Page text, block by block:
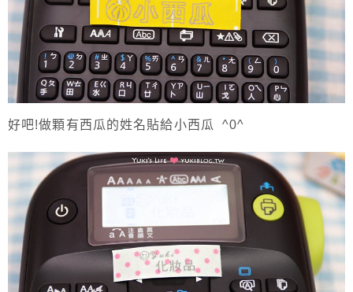
好吧!做顆有西瓜的姓名貼給小西瓜 ^0^